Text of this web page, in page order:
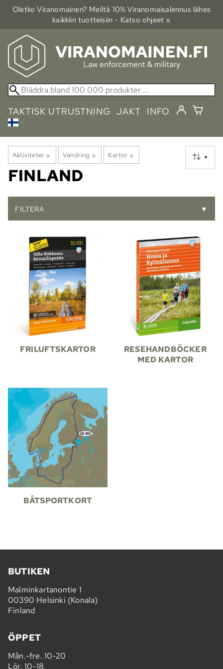
Oletko Viranomainen? Meiltä 10% Viranomais­alennus lähes
kaikkiin tuotteisiin - Katso ohjeet »
TAKTISK UTRUSTNING JAKT INFO
Aktiviteter ‪» Vandring ‪» Kartor ‪» ▼
FINLAND
FILTERA ▼
FRILUFTSKARTOR
RESEHANDBÖCKER
MED KARTOR
BÅTSPORTKORT
BUTIKEN
Malminkartanontie 1
00390 Helsinki (Konala)
Finland
ÖPPET
Mån.-fre. 10-20
Lör. 10-18